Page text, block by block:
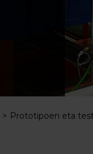
Prototipoen eta